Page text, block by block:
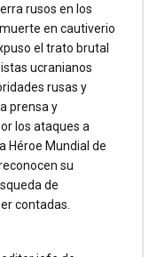
rusos en los
en cautiverio
el trato brutal
ucranianos
rusas y
prensa y
los ataques a
Héroe Mundial de
su
de
contadas.